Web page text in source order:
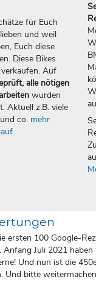
für Euch
und weil
Euch diese
Diese Bikes
Auf
alle nötigen
wurden
Aktuell z.B. viele
co. mehr
ersten 100 Google-
Juli 2021
Und nun ist die
Und bitte